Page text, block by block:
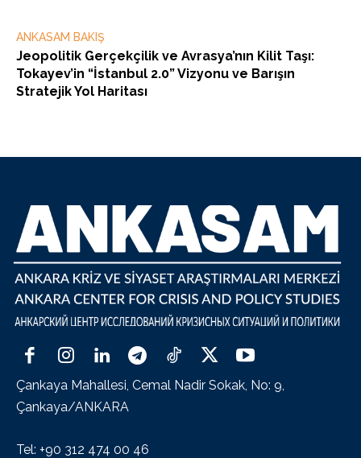
ANKASAM BAKIŞ
Jeopolitik Gerçekçilik ve Avrasya’nın Kilit Taşı:
Tokayev’in “İstanbul 2.0” Vizyonu ve Barışın
Stratejik Yol Haritası
Çankaya Mahallesi, Cemal Nadir Sokak, No: 9,
Çankaya/ANKARA
Tel: +90 312 474 00 46